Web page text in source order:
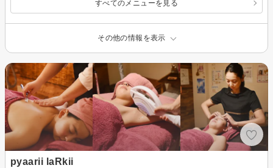
すべてのメニューを見る
その他の情報を表示
pyaarii laRkii